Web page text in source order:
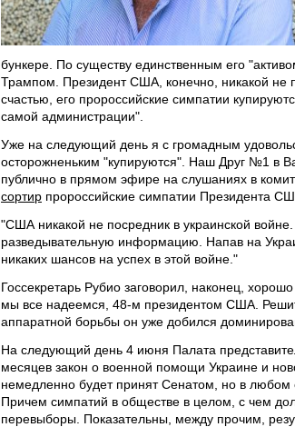
бункере. По существу единственным его
Трампом. Президент США, конечно, никакой не
счастью, его пророссийские симпатии
самой администрации".
Уже на следующий день я с громадным
осторожненьким "купируются". Наш Друг №1 в
публично в прямом эфире на слушаниях в
сортир пророссийские симпатии Президента
"США никакой не посредник в украинской
разведывательную информацию. Напав на
никаких шансов на успех в этой войне."
Госсекретарь Рубио заговорил, наконец,
мы все надеемся, 48-м президентом США.
аппаратной борьбы он уже добился
На следующий день 4 июня Палата
месяцев закон о военной помощи Украине и
немедленно будет принят Сенатом, но в любом
Причем симпатий в обществе в целом, с чем
перевыборы. Показательны, между прочим,